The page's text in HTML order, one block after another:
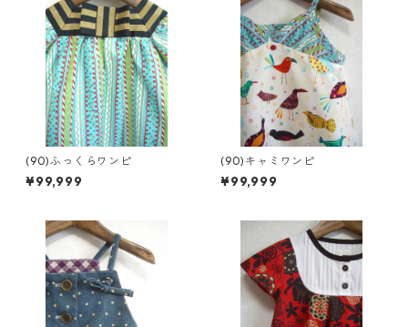
(90)ふっくらワンピ
¥99,999
(90)キャミワンピ
¥99,999